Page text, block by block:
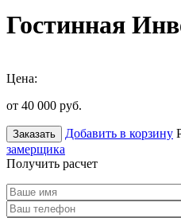
Гостинная
Цена:
от 40 000 руб.
Заказать Добавить в корзину
замерщика
Получить расчет